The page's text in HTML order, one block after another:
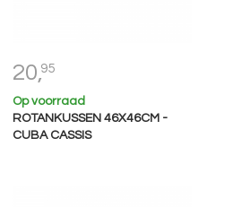
20,95
Op voorraad
ROTANKUSSEN 46X46CM -
CUBA CASSIS